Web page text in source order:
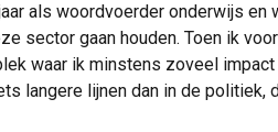
als woordvoerder onderwijs
sector gaan houden. Toen ik
waar ik minstens zoveel
langere lijnen dan in de politiek,